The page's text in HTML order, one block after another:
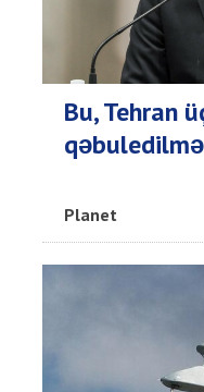
Bu, Tehran
Planet